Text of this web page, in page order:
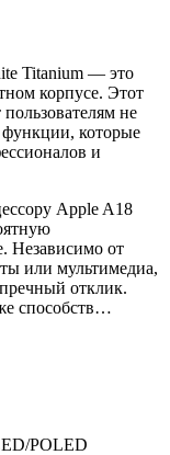
Titanium — это
корпусе. Этот
не
которые
и
Apple A18
Независимо от
или мультимедиа,
отклик.
способств…
POLED